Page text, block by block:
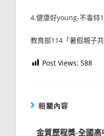
4.健康好young-不毒特
教育部114「暑假親子
Post Views: 588
相關內容
金質歷程獎-全國